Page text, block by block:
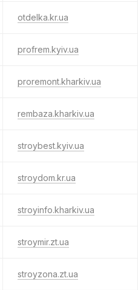
otdelka.kr.ua
profrem.kyiv.ua
proremont.kharkiv.ua
rembaza.kharkiv.ua
stroybest.kyiv.ua
stroydom.kr.ua
stroyinfo.kharkiv.ua
stroymir.zt.ua
stroyzona.zt.ua